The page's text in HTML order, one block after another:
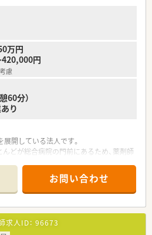
主な対象としていますが、40代以上の
て応相談可能です。
バスステーションが隣接しているため、
かして勤務したい方を歓迎いたします。
応じて450万円から550万円で提示さ
指せるレンジがございます。
、賞与は年2回で計4ヶ月分の実績があ
月分支給実績がございます。
実しています。
万円
円
慮
60分）
り
開している法人です。
どが総合病院の門前にあるため、薬剤師
薬局づくりを目指しており、在宅訪問に
貢献しています。
ついて】
するこの店舗は、秋田内陸線の上杉駅か
にございます。
お問い合わせ
求人ID： 96673